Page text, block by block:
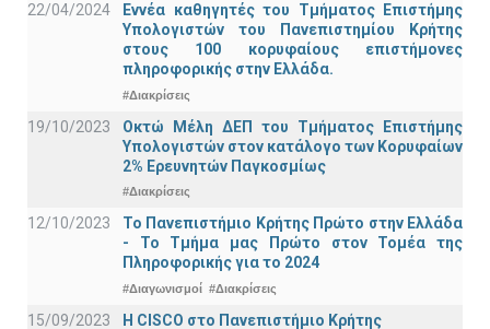
22/04/2024
Εννέα καθηγητές του Τμήματος Επιστήμης
Υπολογιστών του Πανεπιστημίου Κρήτης
στους 100 κορυφαίους επιστήμονες
πληροφορικής στην Ελλάδα.
#Διακρίσεις
19/10/2023
Οκτώ Μέλη ΔΕΠ του Τμήματος Επιστήμης
Υπολογιστών στον κατάλογο των Κορυφαίων
2% Ερευνητών Παγκοσμίως
#Διακρίσεις
12/10/2023
Το Πανεπιστήμιο Κρήτης Πρώτο στην Ελλάδα
- Το Τμήμα μας Πρώτο στον Τομέα της
Πληροφορικής για το 2024
#Διαγωνισμοί #Διακρίσεις
15/09/2023 Η CISCO στο Πανεπιστήμιο Κρήτης